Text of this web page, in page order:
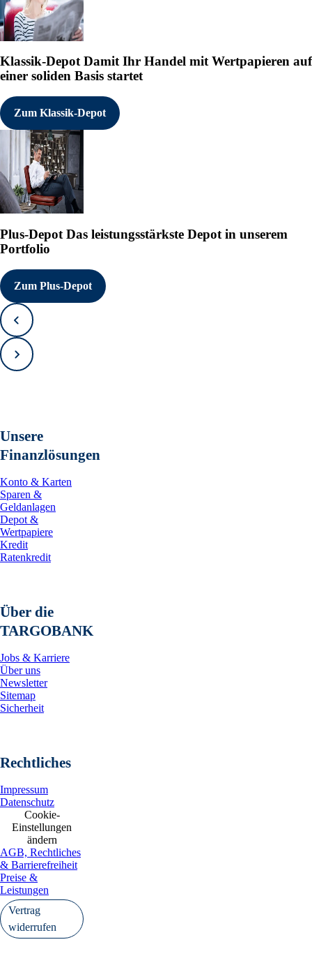
Klassik-DepotDamit Ihr Handel mit Wertpapieren auf
einer soliden Basis startet
Zum Klassik-Depot
Plus-Depot Das leistungsstärkste Depot in unserem
Portfolio
Zum Plus-Depot
Zurück
Vorwärts
Unsere
Finanzlösungen
Konto & Karten
Sparen &
Geldanlagen
Depot &
Wertpapiere
Kredit
Ratenkredit
Über die
TARGOBANK
Jobs & Karriere
Über uns
Newsletter
Sitemap
Sicherheit
Rechtliches
Impressum
Datenschutz
Cookie-
Einstellungen
ändern
AGB, Rechtliches
& Barrierefreiheit
Preise &
Leistungen
Vertrag
widerrufen